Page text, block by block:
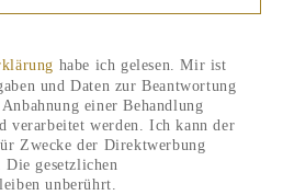
habe ich gelesen. Mir ist
und Daten zur Beantwortung
einer Behandlung
verarbeitet werden. Ich kann der
Zwecke der Direktwerbung
Die gesetzlichen
unberührt.